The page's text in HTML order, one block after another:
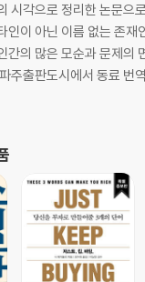
시각으로 정리한 논문으
인이 아닌 이름 없는 존재
간의 많은 모순과 문제의
문 번역가로 활동하면서
의 영미권 양서를 우리말
『포스트 캐